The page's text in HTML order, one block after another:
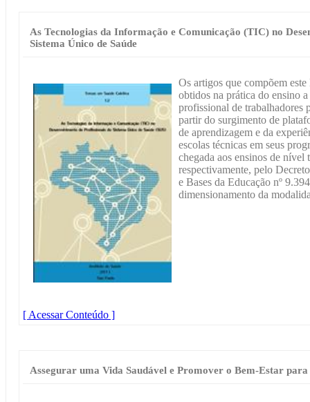
As Tecnologias da Informação e Comunicação (TIC) no
Sistema Único de Saúde
Os artigos que compõem
obtidos na prática do ensino
profissional de trabalhadores
partir do surgimento de
de aprendizagem e da
escolas técnicas em seus
chegada aos ensinos de nível
respectivamente, pelo
e Bases da Educação nº
dimensionamento da
[ Acessar Conteúdo ]
Assegurar uma Vida Saudável e Promover o Bem-Estar para